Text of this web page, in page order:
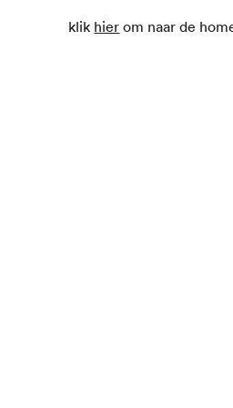
klik hier om naar de